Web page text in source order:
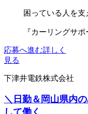
困っている人を
『カーリングサ
応募へ進む詳しく
見る
下津井電鉄株式会社
＼日勤＆岡山県内
して働く